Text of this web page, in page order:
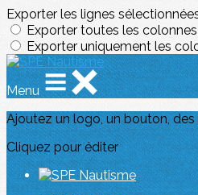
Exporter les lignes
Exporter toutes les colonnes
Exporter uniquement les
Menu
Ajoutez un logo, un bouton, des
Cliquez pour éditer